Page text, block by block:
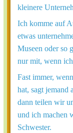
kleinere
Ich komme auf
etwas
Museen oder so
nur mit, wenn
Fast immer,
hat, sagt jemand
dann teilen wir
und ich machen
Schwester.